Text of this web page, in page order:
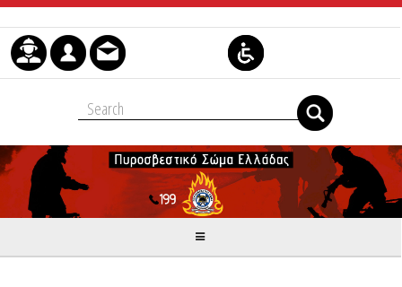
Μετάβαση στο περιεχόμενο